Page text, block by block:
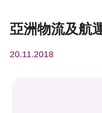
亞洲物流及航
20.11.2018